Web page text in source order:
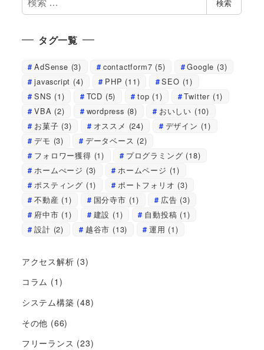
索
検索
タグ一覧
AdSense (3) contactform7 (5) Google (3)
javascript (4) PHP (11) SEO (1)
SNS (1) TCD (5) top (1) Twitter (1)
VBA (2) wordpress (8) おいしい (10)
お菓子 (3) オススメ (24) デザイン (1)
デモ (3) データベース (2)
フォロワー獲得 (1) プログラミング (18)
ホームぺージ (3) ホームページ (1)
ポスティング (1) ポートフォリオ (3)
不動産 (1) 国分寺市 (1) 広告 (3)
府中市 (1) 建設 (1) 自動投稿 (1)
設計 (2) 越谷市 (13) 運用 (1)
アクセス解析 (3)
コラム (1)
システム構築 (48)
その他 (66)
フリーランス (23)